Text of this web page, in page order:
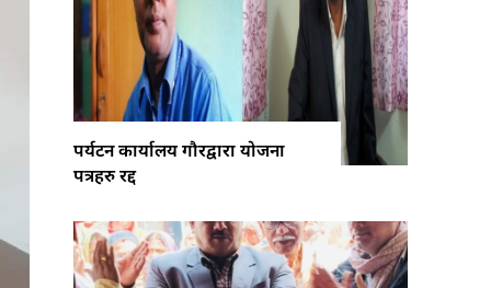
पर्यटन कार्यालय गौरद्वारा योजना
पत्रहरु रद्द